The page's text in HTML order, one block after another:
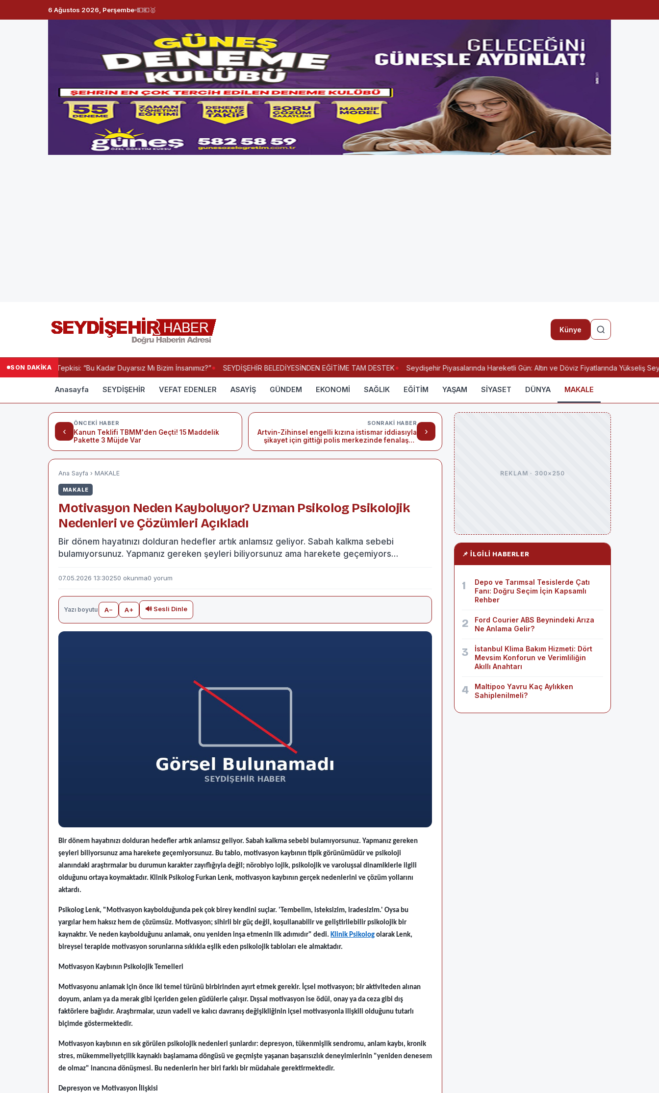
6 Ağustos 2026, Perşembe 💵💶🥇
Künye
SON DAKİKA
Kirliliği Tepkisi: “Bu Kadar Duyarsız Mı Bizim İnsanımız?” SEYDİŞEHİR BELEDİYESİNDEN EĞİTİME TAM DESTEK Seydişehir Piyasalarında Hareketli Gün: Altın ve Döviz Fiyatlarında Yükseliş Seyri
Anasayfa SEYDİŞEHİR VEFAT EDENLER ASAYİŞ GÜNDEM EKONOMİ SAĞLIK EĞİTİM YAŞAM SİYASET DÜNYA MAKALE
‹
ÖNCEKI HABER
Kanun Teklifi TBMM'den Geçti! 15 Maddelik
Pakette 3 Müjde Var
›
SONRAKI HABER
Artvin-Zihinsel engelli kızına istismar iddiasıyla
şikayet için gittiği polis merkezinde fenalaşan
Ana Sayfa › MAKALE
MAKALE
Motivasyon Neden Kayboluyor? Uzman Psikolog Psikolojik
Nedenleri ve Çözümleri Açıkladı
Bir dönem hayatınızı dolduran hedefler artık anlamsız geliyor. Sabah kalkma sebebi
bulamıyorsunuz. Yapmanız gereken şeyleri biliyorsunuz ama harekete geçemiyors…
07.05.2026 13:30250 okunma0 yorum
Yazı boyutu A− A+ 🔊 Sesli Dinle
Bir dönem hayatınızı dolduran hedefler artık anlamsız geliyor. Sabah kalkma sebebi bulamıyorsunuz. Yapmanız gereken
şeyleri biliyorsunuz ama harekete geçemiyorsunuz. Bu tablo, motivasyon kaybının tipik görünümüdür ve psikoloji
alanındaki araştırmalar bu durumun karakter zayıflığıyla değil; nörobiyo lojik, psikolojik ve varoluşsal dinamiklerle ilgili
olduğunu ortaya koymaktadır. Klinik Psikolog Furkan Lenk, motivasyon kaybının gerçek nedenlerini ve çözüm yollarını
aktardı.
Psikolog Lenk, "Motivasyon kaybolduğunda pek çok birey kendini suçlar. 'Tembelim, isteksizim, iradesizim.' Oysa bu
yargılar hem haksız hem de çözümsüz. Motivasyon; sihirli bir güç değil, koşullanabilir ve geliştirilebilir psikolojik bir
kaynaktır. Ve neden kaybolduğunu anlamak, onu yeniden inşa etmenin ilk adımıdır" dedi. Klinik Psikolog olarak Lenk,
bireysel terapide motivasyon sorunlarına sıklıkla eşlik eden psikolojik tabloları ele almaktadır.
Motivasyon Kaybının Psikolojik Temelleri
Motivasyonu anlamak için önce iki temel türünü birbirinden ayırt etmek gerekir. İçsel motivasyon; bir aktiviteden alınan
doyum, anlam ya da merak gibi içeriden gelen güdülerle çalışır. Dışsal motivasyon ise ödül, onay ya da ceza gibi dış
faktörlere bağlıdır. Araştırmalar, uzun vadeli ve kalıcı davranış değişikliğinin içsel motivasyonla ilişkili olduğunu tutarlı
biçimde göstermektedir.
Motivasyon kaybının en sık görülen psikolojik nedenleri şunlardır: depresyon, tükenmişlik sendromu, anlam kaybı, kronik
stres, mükemmeliyetçilik kaynaklı başlamama döngüsü ve geçmişte yaşanan başarısızlık deneyimlerinin "yeniden denesem
de olmaz" inancına dönüşmesi. Bu nedenlerin her biri farklı bir müdahale gerektirmektedir.
Depresyon ve Motivasyon İlişkisi
REKLAM · 300×250
📌 İLGILI HABERLER
1
Depo ve Tarımsal Tesislerde Çatı
Fanı: Doğru Seçim İçin Kapsamlı
Rehber
2
Ford Courier ABS Beynindeki Arıza
Ne Anlama Gelir?
3
İstanbul Klima Bakım Hizmeti: Dört
Mevsim Konforun ve Verimliliğin
Akıllı Anahtarı
4
Maltipoo Yavru Kaç Aylıkken
Sahiplenilmeli?